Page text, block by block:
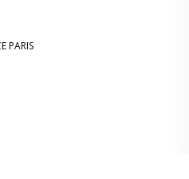
PARIS